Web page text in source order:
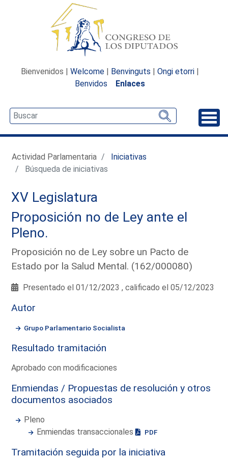
Bienvenidos | Welcome | Benvinguts | Ongi etorri |
Benvidos
Enlaces
Actividad Parlamentaria
Iniciativas
Búsqueda de iniciativas
XV Legislatura
Proposición no de Ley ante el
Pleno.
Proposición no de Ley sobre un Pacto de
Estado por la Salud Mental. (162/000080)
Presentado el 01/12/2023 , calificado el 05/12/2023
Autor
Grupo Parlamentario Socialista
Resultado tramitación
Aprobado con modificaciones
Enmiendas / Propuestas de resolución y otros
documentos asociados
Pleno
Enmiendas transaccionales
PDF
Tramitación seguida por la iniciativa